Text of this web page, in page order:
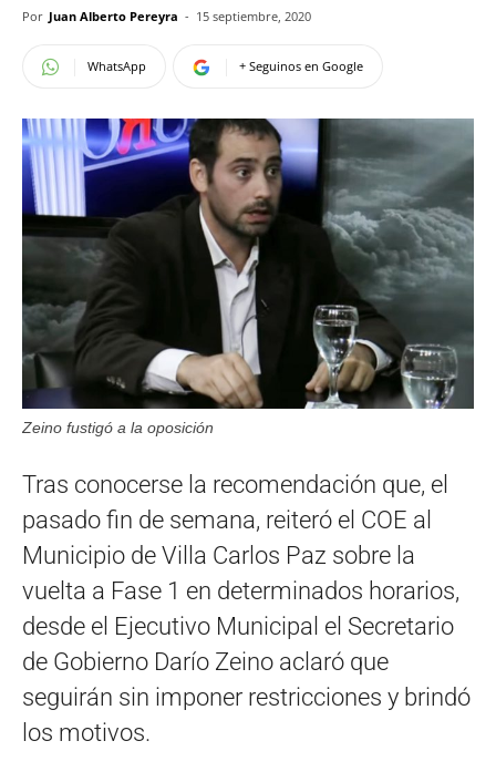
Por Juan Alberto Pereyra - 15 septiembre, 2020
WhatsApp + Seguinos en Google
Zeino fustigó a la oposición
Tras conocerse la recomendación que, el
pasado fin de semana, reiteró el COE al
Municipio de Villa Carlos Paz sobre la
vuelta a Fase 1 en determinados horarios,
desde el Ejecutivo Municipal el Secretario
de Gobierno Darío Zeino aclaró que
seguirán sin imponer restricciones y brindó
los motivos.